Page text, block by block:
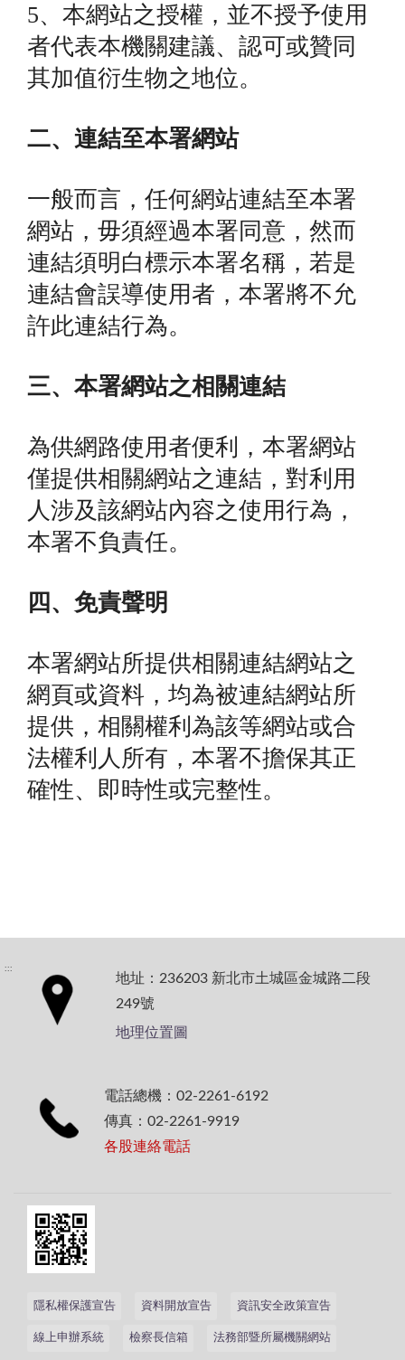
5、本網站之授權，並不授予使用
者代表本機關建議、認可或贊同
其加值衍生物之地位。
二、連結至本署網站
一般而言，任何網站連結至本署
網站，毋須經過本署同意，然而
連結須明白標示本署名稱，若是
連結會誤導使用者，本署將不允
許此連結行為。
三、本署網站之相關連結
為供網路使用者便利，本署網站
僅提供相關網站之連結，對利用
人涉及該網站內容之使用行為，
本署不負責任。
四、免責聲明
本署網站所提供相關連結網站之
網頁或資料，均為被連結網站所
提供，相關權利為該等網站或合
法權利人所有，本署不擔保其正
確性、即時性或完整性。
:::
地址：236203 新北市土城區金城路二段
249號
地理位置圖
電話總機：02-2261-6192
傳真：02-2261-9919
各股連絡電話
隱私權保護宣告 資料開放宣告 資訊安全政策宣告
線上申辦系統 檢察長信箱 法務部暨所屬機關網站